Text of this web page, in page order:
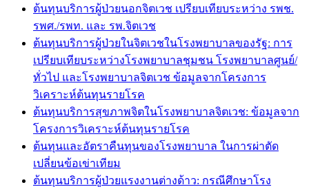
ต้นทุนบริการผู้ป่วยนอกจิตเวช เปรียบเทียบระหว่าง รพช.
รพศ./รพท. และ รพ.จิตเวช
ต้นทุนบริการผู้ป่วยในจิตเวชในโรงพยาบาลของรัฐ: การ
เปรียบเทียบระหว่างโรงพยาบาลชุมชน โรงพยาบาลศูนย์/
ทั่วไป และโรงพยาบาลจิตเวช ข้อมูลจากโครงการ
วิเคราะห์ต้นทุนรายโรค
ต้นทุนบริการสุขภาพจิตในโรงพยาบาลจิตเวช: ข้อมูลจาก
โครงการวิเคราะห์ต้นทุนรายโรค
ต้นทุนและอัตราคืนทุนของโรงพยาบาล ในการผ่าตัด
เปลี่ยนข้อเข่าเทียม
ต้นทุนบริการผู้ป่วยแรงงานต่างด้าว: กรณีศึกษาโรง